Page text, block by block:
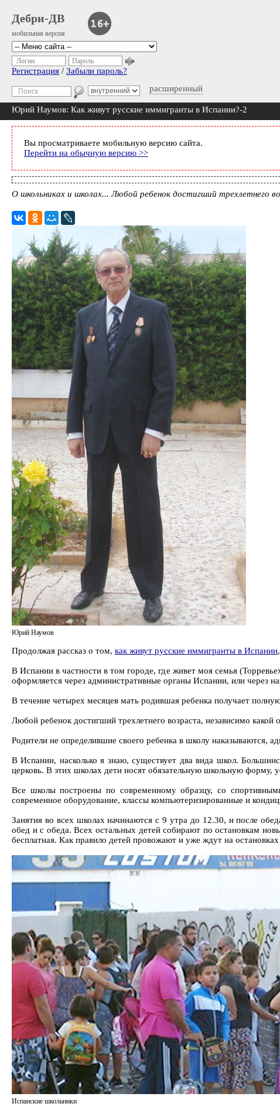
Дебри-ДВ
мобильная версия
расширенный
Логин Пароль
Регистрация / Забыли пароль?
Юрий Наумов: Как живут русские иммигранты в Испании?-2
Вы просматриваете мобильную версию сайта.
Перейти на обычную версию >>
О школьниках и школах... Любой ребенок достигший трехлетнего
Юрий Наумов
Продолжая рассказ о том, как живут русские иммигранты в Испании
В Испании в частности в том городе, где живет моя семья
оформляется через административные органы Испании, или через
В течение четырех месяцев мать родившая ребенка получает
Любой ребенок достигший трехлетнего возраста, независимо
Родители не определившие своего ребенка в школу наказываются,
В Испании, насколько я знаю, существует два вида школ.
церковь. В этих школах дети носят обязательную школьную форму,
Все школы построены по современному образцу, со
современное оборудование, классы компьютеризированные и
Занятия во всех школах начинаются с 9 утра до 12.30, и после
обед и с обеда. Всех остальных детей собирают по остановкам
бесплатная. Как правило детей провожают и уже ждут на
Испанские школьники